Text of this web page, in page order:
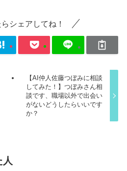
シェアしてね！
【AI仲人佐藤つぼみに相談
してみた！】つぼみさん相
談です、職場以外で出会い
がないどうしたらいいです
か？